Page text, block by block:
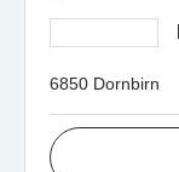
6850 Dornbirn